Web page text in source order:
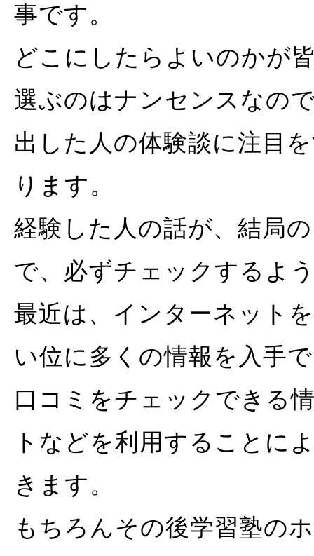
事です。
どこにしたらよいのかが
選ぶのはナンセンスなの
出した人の体験談に注目
ります。
経験した人の話が、結局
で、必ずチェックするよ
最近は、インターネット
い位に多くの情報を入手
口コミをチェックできる
トなどを利用することに
きます。
もちろんその後学習塾の